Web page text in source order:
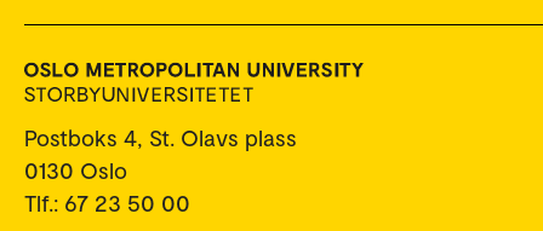
Postboks 4, St. Olavs plass
0130 Oslo
Tlf.: 67 23 50 00